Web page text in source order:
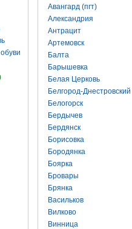
Авангард (пгт)
Александрия
Антрацит
Артемовск
Балта
Барышевка
Белая Церковь
Белгород-Днестровский
Белогорск
Бердычев
Бердянск
Борисовка
Бородянка
Боярка
Бровары
Брянка
Васильков
Вилково
Винница